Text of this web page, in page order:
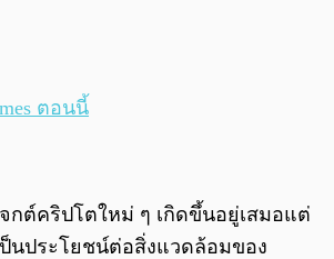
ตอนนี้
กต์คริปโตใหม่ ๆ เกิดขึ้นอยู่เสมอแต่
นประโยชน์ต่อสิ่งแวดล้อมของ